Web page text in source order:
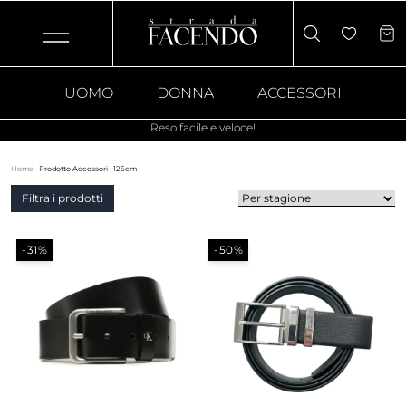
UOMO DONNA ACCESSORI
Reso facile e veloce!
Home · Prodotto Accessori · 125cm
Filtra i prodotti
-31% -50%